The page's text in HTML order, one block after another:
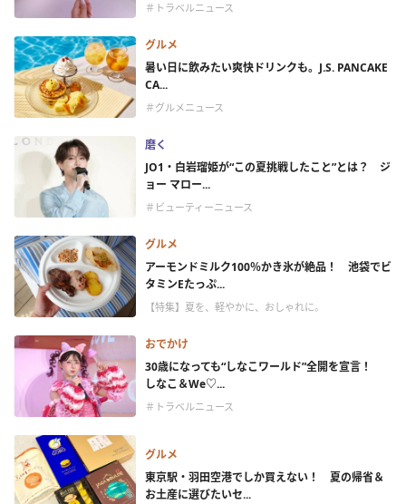
＃トラベルニュース
グルメ
暑い日に飲みたい爽快ドリンクも。J.S. PANCAKE
CA...
＃グルメニュース
磨く
JO1・白岩瑠姫が“この夏挑戦したこと”とは？ ジ
ョー マロー...
＃ビューティーニュース
グルメ
アーモンドミルク100％かき氷が絶品！ 池袋でビ
タミンEたっぷ...
【特集】夏を、軽やかに、おしゃれに。
おでかけ
30歳になっても“しなこワールド”全開を宣言！
しなこ＆We♡...
＃トラベルニュース
グルメ
東京駅・羽田空港でしか買えない！ 夏の帰省＆
お土産に選びたいセ...